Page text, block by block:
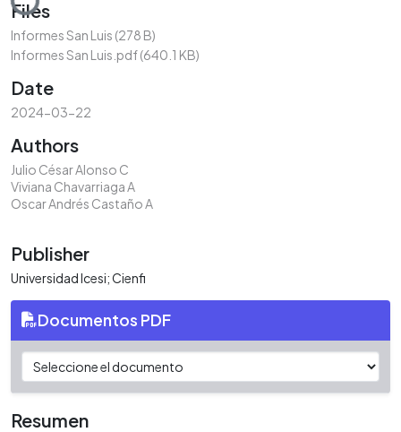
Files
Informes San Luis (278 B)
Informes San Luis.pdf(640.1 KB)
Date
2024-03-22
Authors
Julio César Alonso C
Viviana Chavarriaga A
Oscar Andrés Castaño A
Publisher
Universidad Icesi; Cienfi
Documentos PDF
Resumen